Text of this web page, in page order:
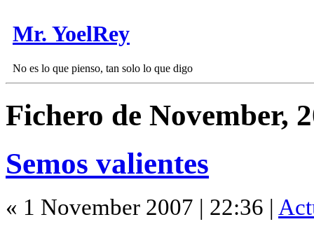
Mr. YoelRey
No es lo que pienso, tan solo lo que digo
Fichero de November,
Semos valientes
« 1 November 2007 | 22:36 |